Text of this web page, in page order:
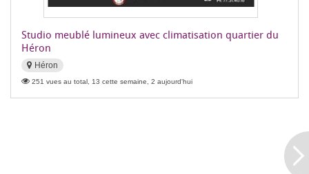
Studio meublé lumineux avec climatisation quartier du
Héron
Héron
251 vues au total, 13 cette semaine, 2 aujourd'hui